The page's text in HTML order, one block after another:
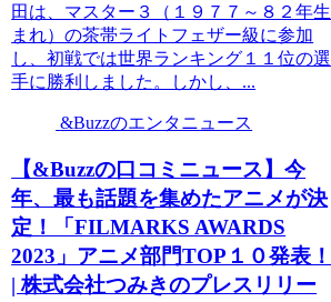
田は、マスター３（１９７７～８２年生
まれ）の茶帯ライトフェザー級に参加
し、初戦では世界ランキング１１位の選
手に勝利しました。しかし、...
&Buzzのエンタニュース
【&Buzzの口コミニュース】今
年、最も話題を集めたアニメが決
定！「FILMARKS AWARDS
2023」アニメ部門TOP１０発表！
| 株式会社つみきのプレスリリー